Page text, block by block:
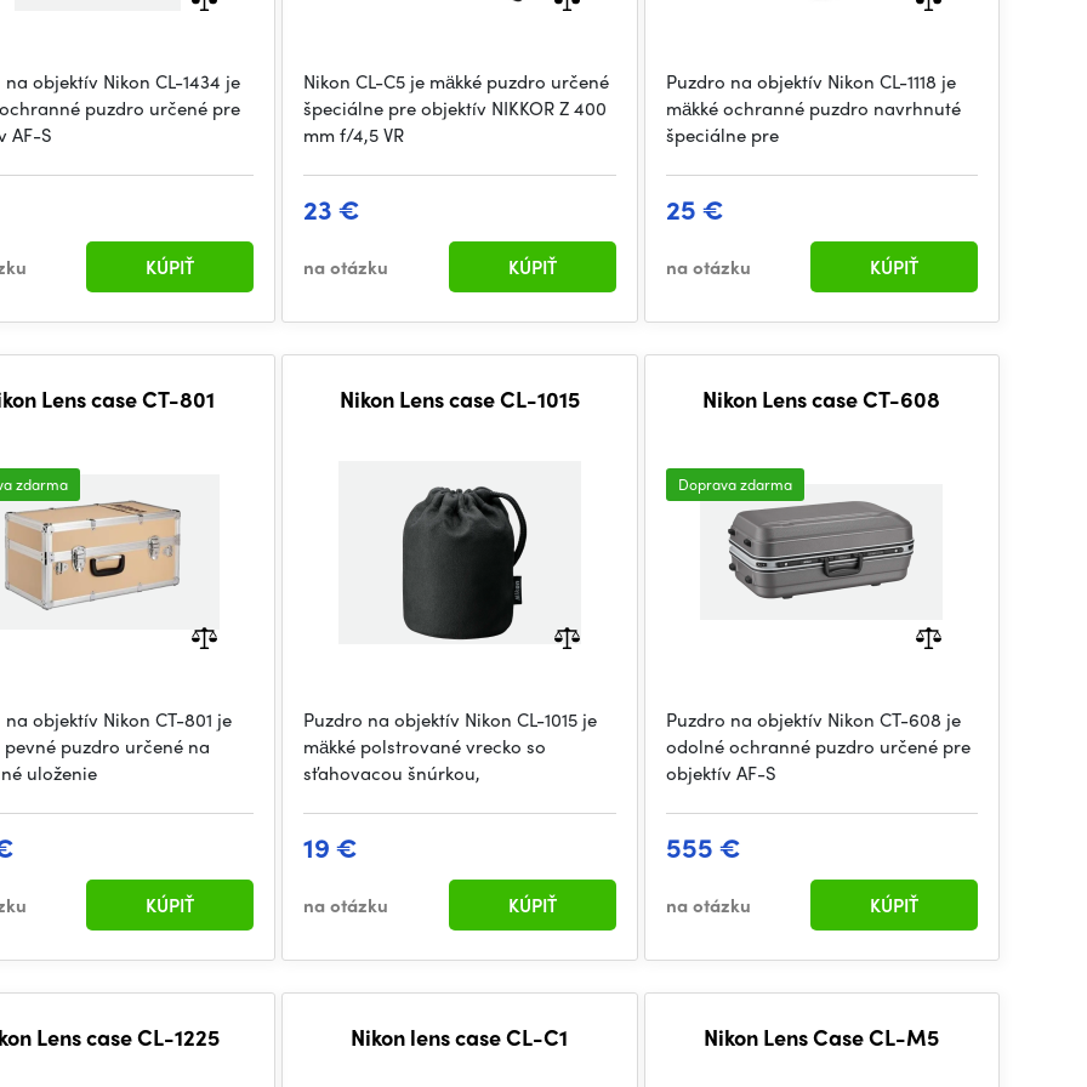
objektív Nikon CL-1434 je
puzdro určené pre
AF-S
KÚPIŤ
Nikon CL-C5 je mäkké puzdro určené
špeciálne pre objektív NIKKOR Z 400
mm f/4,5 VR
23 €
na otázku KÚPIŤ
Puzdro na objektív Nikon CL-1118 je
mäkké ochranné puzdro navrhnuté
špeciálne pre
25 €
na otázku KÚPIŤ
Lens case CT-801
zdarma
objektív Nikon CT-801 je
puzdro určené na
uloženie
KÚPIŤ
Nikon Lens case CL-1015
Puzdro na objektív Nikon CL-1015 je
mäkké polstrované vrecko so
sťahovacou šnúrkou,
19 €
na otázku KÚPIŤ
Nikon Lens case CT-608
Doprava zdarma
Puzdro na objektív Nikon CT-608 je
odolné ochranné puzdro určené pre
objektív AF-S
555 €
na otázku KÚPIŤ
Lens case CL-1225 Nikon lens case CL-C1 Nikon Lens Case CL-M5